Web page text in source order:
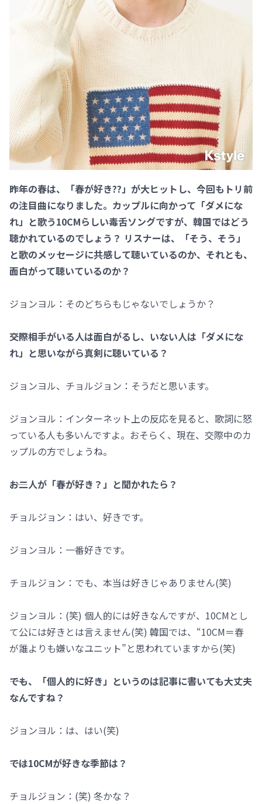
――昨年の春は、「春が好き??」が大ヒットし、今回もトリ前
の注目曲になりました。カップルに向かって「ダメにな
れ」と歌う10CMらしい毒舌ソングですが、韓国ではどう
聴かれているのでしょう？ リスナーは、「そう、そう」
と歌のメッセージに共感して聴いているのか、それとも、
面白がって聴いているのか？
ジョンヨル：そのどちらもじゃないでしょうか？
――交際相手がいる人は面白がるし、いない人は「ダメにな
れ」と思いながら真剣に聴いている？
ジョンヨル、チョルジョン：そうだと思います。
ジョンヨル：インターネット上の反応を見ると、歌詞に怒
っている人も多いんですよ。おそらく、現在、交際中のカ
ップルの方でしょうね。
――お二人が「春が好き？」と聞かれたら？
チョルジョン：はい、好きです。
ジョンヨル：一番好きです。
チョルジョン：でも、本当は好きじゃありません(笑)
ジョンヨル：(笑) 個人的には好きなんですが、10CMとし
て公には好きとは言えません(笑) 韓国では、“10CM＝春
が誰よりも嫌いなユニット”と思われていますから(笑)
――でも、「個人的に好き」というのは記事に書いても大丈夫
なんですね？
ジョンヨル：は、はい(笑)
――では10CMが好きな季節は？
チョルジョン：(笑) 冬かな？